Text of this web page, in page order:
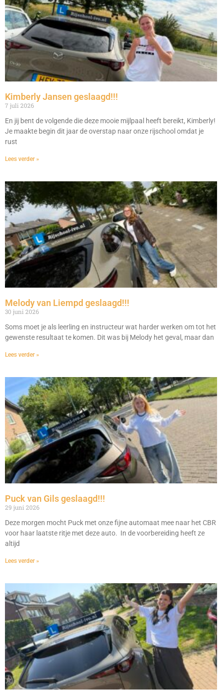
Kimberly Jansen geslaagd!!!
7 juli 2026
En jij bent de volgende die deze mooie mijlpaal heeft bereikt, Kimberly!
Je maakte begin dit jaar de overstap naar onze rijschool omdat je
rust
Lees verder »
Melody van Liempd geslaagd!!!
30 juni 2026
Soms moet je als leerling en instructeur wat harder werken om tot het
gewenste resultaat te komen. Dit was bij Melody het geval, maar dan
Lees verder »
Puck van Gils geslaagd!!!
29 juni 2026
Deze morgen mocht Puck met onze fijne automaat mee naar het CBR
voor haar laatste ritje met deze auto. In de voorbereiding heeft ze
altijd
Lees verder »